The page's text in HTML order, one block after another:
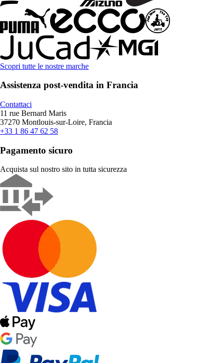
Scopri tutte le nostre marche
Assistenza post-vendita in Francia
Contattaci
11 rue Bernard Maris
37270 Montlouis-sur-Loire, Francia
+33 1 86 47 62 58
Pagamento sicuro
Acquista sul nostro sito in tutta sicurezza